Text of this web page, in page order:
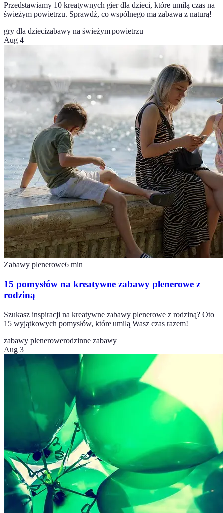
Przedstawiamy 10 kreatywnych gier dla dzieci, które umilą czas na
świeżym powietrzu. Sprawdź, co wspólnego ma zabawa z naturą!
gry dla dziecizabawy na świeżym powietrzu
Aug 4
Zabawy plenerowe6 min
15 pomysłów na kreatywne zabawy plenerowe z
rodziną
Szukasz inspiracji na kreatywne zabawy plenerowe z rodziną? Oto
15 wyjątkowych pomysłów, które umilą Wasz czas razem!
zabawy plenerowerodzinne zabawy
Aug 3